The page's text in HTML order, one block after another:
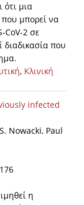
μια
μπορεί να
CoV-2 σε
διαδικασία που
, Κλινική
infected
Nowacki, Paul
η